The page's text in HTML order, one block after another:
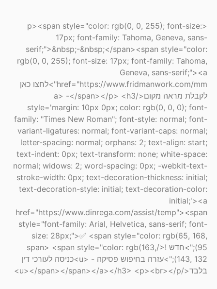
<p><span style="color: rgb(0, 0, 255); font-size:
17px; font-family: Tahoma, Geneva, sans-
serif;">&nbsp;-&nbsp;</span><span style="color:
rgb(0, 0, 255); font-size: 17px; font-family: Tahoma,
Geneva, sans-serif;"><a
href="https://www.fridmanwork.com/mm">לחצו כאן
לקבלת מראה מקום</a> -</span></p> <h3
style='margin: 10px 0px; color: rgb(0, 0, 0); font-
family: "Times New Roman"; font-style: normal; font-
variant-ligatures: normal; font-variant-caps: normal;
letter-spacing: normal; orphans: 2; text-align: start;
text-indent: 0px; text-transform: none; white-space:
normal; widows: 2; word-spacing: 0px; -webkit-text-
stroke-width: 0px; text-decoration-thickness: initial;
text-decoration-style: initial; text-decoration-color:
initial;'><a
href="https://www.dinrega.com/assist/temp"><span
style="font-family: Arial, Helvetica, sans-serif; font-
size: 28px;">✅ <span style="color: rgb(65, 168,
95);">חדש !</span> <span style="color: rgb(163,
143, 132);">עזרה בחיפוש פסיקה - <u>כניסה לעורכי דין
בלבד</u></span></span></a></h3> <p><br></p>